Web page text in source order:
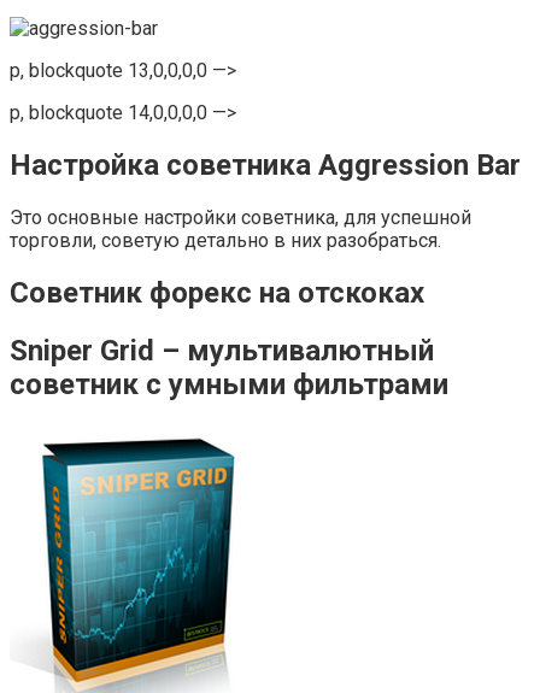
p, blockquote 13,0,0,0,0 —>
p, blockquote 14,0,0,0,0 —>
Настройка советника Aggression Bar
Это основные настройки советника, для успешной
торговли, советую детально в них разобраться.
Советник форекс на отскоках
Sniper Grid – мультивалютный
советник с умными фильтрами